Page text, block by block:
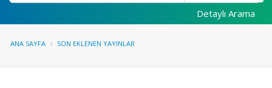
Detaylı Arama
ANA SAYFA SON EKLENEN YAYINLAR